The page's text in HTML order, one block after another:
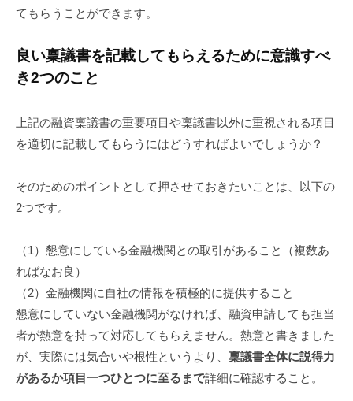
てもらうことができます。
良い稟議書を記載してもらえるために意識すべ
き2つのこと
上記の融資稟議書の重要項目や稟議書以外に重視される項目
を適切に記載してもらうにはどうすればよいでしょうか？
そのためのポイントとして押させておきたいことは、以下の
2つです。
（1）懇意にしている金融機関との取引があること（複数あ
ればなお良）
（2）金融機関に自社の情報を積極的に提供すること
懇意にしていない金融機関がなければ、融資申請しても担当
者が熱意を持って対応してもらえません。熱意と書きました
が、実際には気合いや根性というより、 稟議書全体に説得力
があるか項目一つひとつに至るまで詳細に確認すること。